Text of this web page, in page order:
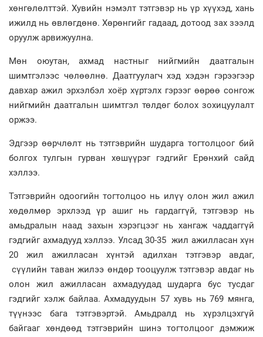
хөнгөлөлттэй. Хувийн нэмэлт тэтгэвэр нь үр хүүхэд, хань
ижилд нь өвлөгдөнө. Хөрөнгийг гадаад, дотоод зах зээлд
оруулж арвижуулна.
Мөн оюутан, ахмад настныг нийгмийн даатгалын
шимтгэлээс чөлөөлнө. Даатгуулагч хэд хэдэн гэрээгээр
давхар ажил эрхэлбэл хоёр хүртэлх гэрээг өөрөө сонгож
нийгмийн даатгалын шимтгэл төлдөг болох зохицуулалт
оржээ.
Эдгээр өөрчлөлт нь тэтгэврийн шударга тогтолцоог бий
болгох тулгын гурван хөшүүрэг гэдгийг Ерөнхий сайд
хэллээ.
Тэтгэврийн одоогийн тогтолцоо нь илүү олон жил ажил
хөдөлмөр эрхлээд үр ашиг нь гардаггүй, тэтгэвэр нь
амьдралын наад захын хэрэгцээг нь хангаж чаддаггүй
гэдгийг ахмадууд хэллээ. Улсад 30-35 жил ажилласан хүн
20 жил ажилласан хүнтэй адилхан тэтгэвэр авдаг,
сүүлийн таван жилээ өндөр тооцуулж тэтгэвэр авдаг нь
олон жил ажилласан ахмадуудад шударга бус тусдаг
гэдгийг хэлж байлаа. Ахмадуудын 57 хувь нь 769 мянга,
түүнээс бага тэтгэвэртэй. Амьдралд нь хүрэлцэхгүй
байгааг хөндөөд тэтгэврийн шинэ тогтолцоог дэмжиж